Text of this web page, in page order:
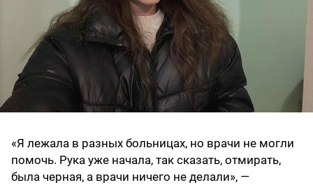
«Я лежала в разных больницах, но врачи не могли
помочь. Рука уже начала, так сказать, отмирать,
была черная, а врачи ничего не делали», —